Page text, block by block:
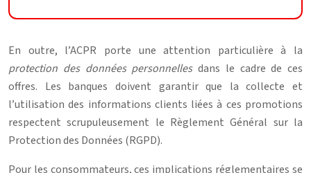
En outre, l’ACPR porte une attention particulière à la
protection des données personnellesdans le cadre de ces
offres. Les banques doivent garantir que la collecte et
l’utilisation des informations clients liées à ces promotions
respectent scrupuleusement le Règlement Général sur la
Protection des Données (RGPD).
Pour les consommateurs, ces implications réglementaires se